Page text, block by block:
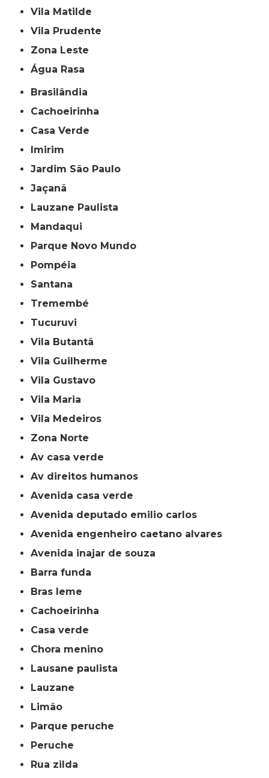
Vila Matilde
Vila Prudente
Zona Leste
Água Rasa
Brasilândia
Cachoeirinha
Casa Verde
Imirim
Jardim São Paulo
Jaçanã
Lauzane Paulista
Mandaqui
Parque Novo Mundo
Pompéia
Santana
Tremembé
Tucuruvi
Vila Butantã
Vila Guilherme
Vila Gustavo
Vila Maria
Vila Medeiros
Zona Norte
av casa verde
av direitos humanos
avenida casa verde
avenida deputado emilio carlos
avenida engenheiro caetano alvares
avenida inajar de souza
barra funda
bras leme
cachoeirinha
casa verde
chora menino
lausane paulista
lauzane
limão
parque peruche
peruche
rua zilda